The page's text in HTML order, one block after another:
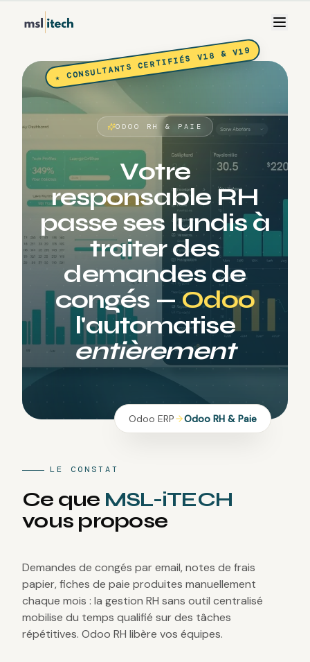
★ CONSULTANTS CERTIFIÉS V18 & V19
ODOO RH & PAIE
Votre
responsable RH
passe ses lundisà
traiterdes
demandes de
congés — Odoo
l'automatise
entièrement
Odoo ERP Odoo RH & Paie
LE CONSTAT
Ce que MSL-iTECH
vous propose
Demandes de congés par email, notes de frais
papier, fiches de paie produites manuellement
chaque mois : la gestion RH sans outil centralisé
mobilise du temps qualifié sur des tâches
répétitives. Odoo RH libère vos équipes.